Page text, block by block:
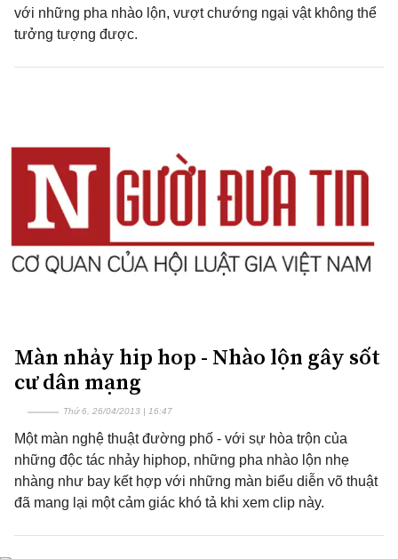
với những pha nhào lộn, vượt chướng ngại vật không thể
tưởng tượng được.
Màn nhảy hip hop - Nhào lộn gây sốt
cư dân mạng
Thứ 6, 26/04/2013 | 16:47
Một màn nghệ thuật đường phố - với sự hòa trộn của
những độc tác nhảy hiphop, những pha nhào lộn nhẹ
nhàng như bay kết hợp với những màn biểu diễn võ thuật
đã mang lại một cảm giác khó tả khi xem clip này.